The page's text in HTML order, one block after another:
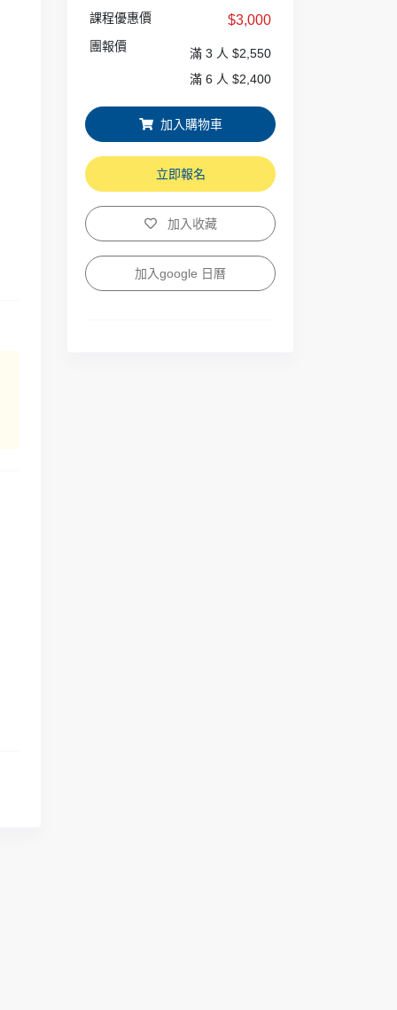
課程優惠價
$3,000
團報價
滿 3 人 $2,550
滿 6 人 $2,400
加入購物車
立即報名
加入收藏
加入google 日曆